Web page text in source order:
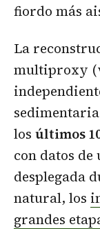
fiordo más
La
multiproxy
los últimos
con datos de
desplegada
natural, los
grandes